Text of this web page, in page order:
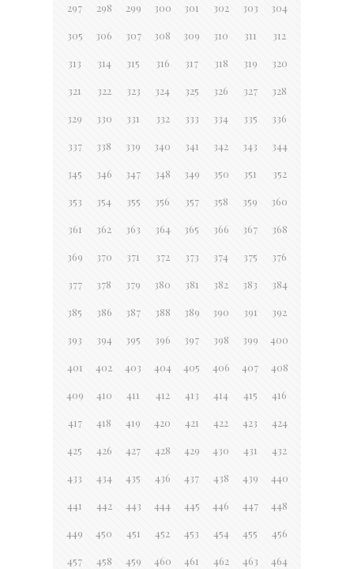
297 298 299 300 301 302 303 304
305 306 307 308 309 310 311 312
313 314 315 316 317 318 319 320
321 322 323 324 325 326 327 328
329 330 331 332 333 334 335 336
337 338 339 340 341 342 343 344
345 346 347 348 349 350 351 352
353 354 355 356 357 358 359 360
361 362 363 364 365 366 367 368
369 370 371 372 373 374 375 376
377 378 379 380 381 382 383 384
385 386 387 388 389 390 391 392
393 394 395 396 397 398 399 400
401 402 403 404 405 406 407 408
409 410 411 412 413 414 415 416
417 418 419 420 421 422 423 424
425 426 427 428 429 430 431 432
433 434 435 436 437 438 439 440
441 442 443 444 445 446 447 448
449 450 451 452 453 454 455 456
457 458 459 460 461 462 463 464